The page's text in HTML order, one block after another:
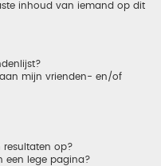
inhoud van iemand op dit
aan mijn vrienden- en/of
resultaten op?
een lege pagina?